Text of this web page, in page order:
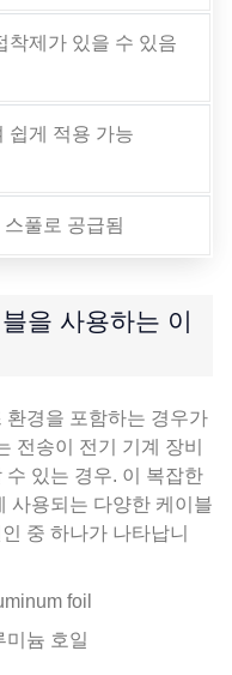
착제가 있을 수 있음
쉽게 적용 가능
풀로 공급됨
을 사용하는 이
환경을 포함하는 경우가
전송이 전기 기계 장비
있는 경우. 이 복잡한
사용되는 다양한 케이블
중 하나가 나타납니
미늄 호일